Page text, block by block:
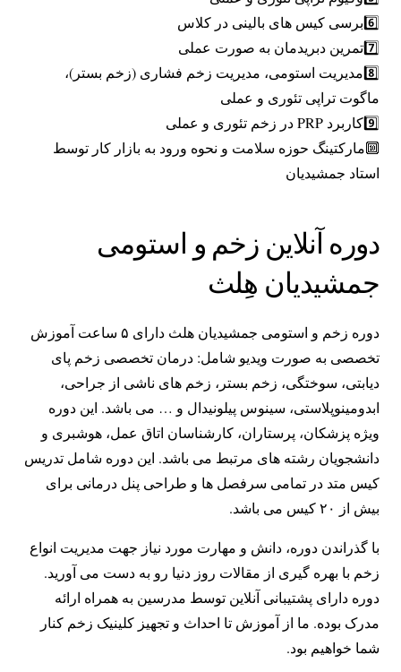
6️⃣برسی کیس های بالینی در کلاس
7️⃣تمرین دبریدمان به صورت عملی
8️⃣مدیریت استومی، مدیریت زخم فشاری (زخم بستر)،
ماگوت تراپی تئوری و عملی
9️⃣کاربرد PRP در زخم تئوری و عملی
🔟مارکتینگ حوزه سلامت و نحوه ورود به بازار کار توسط
استاد جمشیدیان
دوره آنلاین زخم و استومی
جمشیدیان هِلث
دوره زخم و استومی جمشیدیان هلث دارای ۵ ساعت آموزش
تخصصی به صورت ویدیو شامل: درمان تخصصی زخم پای
دیابتی، سوختگی، زخم بستر، زخم های ناشی از جراحی،
ابدومینوپلاستی، سینوس پیلونیدال و … می باشد. این دوره
ویژه پزشکان، پرستاران، کارشناسان اتاق عمل، هوشبری و
دانشجویان رشته های مرتبط می باشد. این دوره شامل تدریس
کیس متد در تمامی سرفصل ها و طراحی پنل درمانی برای
بیش از ۲۰ کیس می باشد.
با گذراندن دوره، دانش و مهارت مورد نیاز جهت مدیریت انواع
زخم با بهره گیری از مقالات روز دنیا رو به دست می آورید.
دوره دارای پشتیبانی آنلاین توسط مدرسین به همراه ارائه
مدرک بوده. ما از آموزش تا احداث و تجهیز کلینیک زخم کنار
شما خواهیم بود.